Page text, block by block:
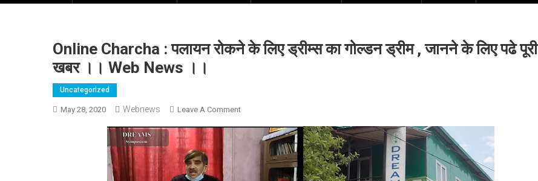
Online Charcha : पलायन रोकने के लिए ड्रीम्स का गोल्डन ड्रीम , जानने के लिए पढे पूरी
खबर ।। Web News ।।
Uncategorized
May 28, 2020 Webnews Leave A CommentOn
Charcha